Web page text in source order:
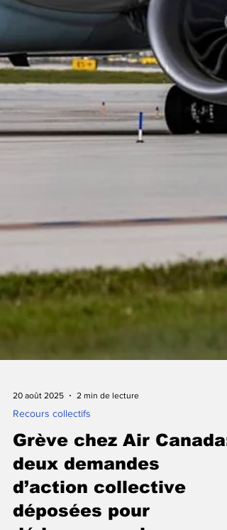
20 août 2025 2 min de lecture
Recours collectifs
Grève chez Air Canada:
deux demandes